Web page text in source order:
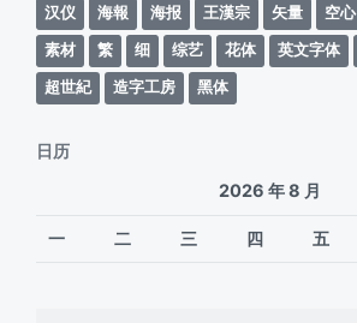
汉仪
海報 海报 王漢宗 矢量 空心
素材
繁 细 综艺 花体 英文字体
超世紀
造字工房 黑体
日历
2026 年 8 月
一 二 三 四 五